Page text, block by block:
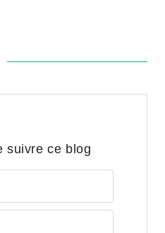
suivre ce blog